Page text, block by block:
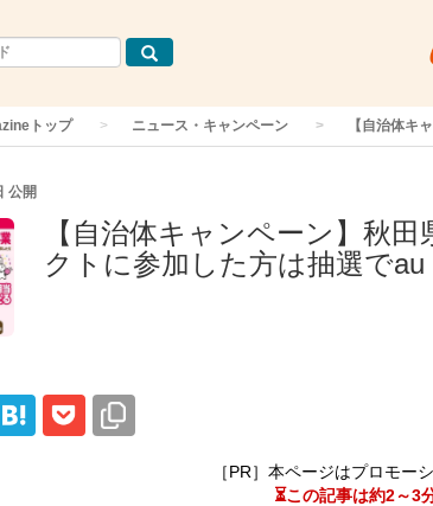
トップ ニュース・キャンペーン 【自治体キ
公開
【自治体キャンペーン】秋
クトに参加した方は抽選でau
［PR］本ページはプロモー
⏳この記事は約2～3